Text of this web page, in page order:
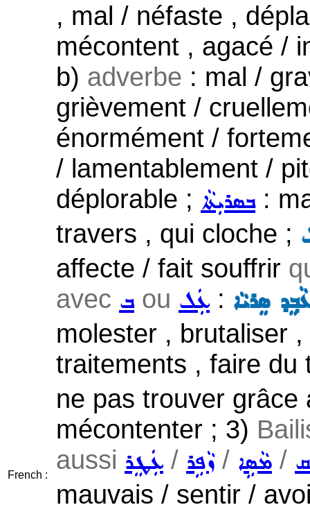
French :
, mal / néfaste ,
mécontent , agacé /
b) adverbe : mal /
grièvement /
énormément /
/ lamentablement /
déplorable ; ܒܣܪܝܼܬܵܐ:
travers , qui cloche ;
affecte / fait souffrir
avec ܒou ܥܲܠ : ܣܸܪܝܵܐ
molester , brutaliser
traitements , faire
ne pas trouver
mécontenter ; 3)
aussi ܥܲܛܸܪ / ܙܵܦܹܪ/ ܡܵܣܹܐ /
mauvais / sentir /